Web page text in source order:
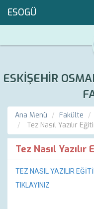
ESOGÜ
ESKİŞEHİR
Ana Menü Fakülte
Tez Nasıl Yazılır
Tez Nasıl
TEZ NASIL YAZILIR
TIKLAYINIZ